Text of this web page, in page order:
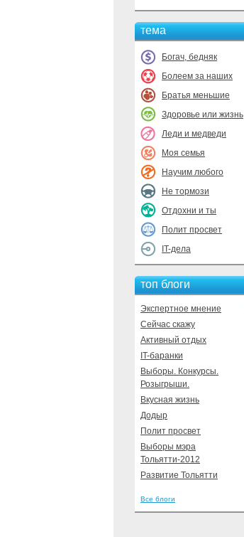
тема
Богач, бедняк
Болеем за наших
Братья меньшие
Здоровье или жизнь
Леди и медведи
Моя семья
Научим любого
Не тормози
Отдохни и ты
Полит просвет
IT-дела
топ блоги
Экспертное мнение
Сейчас скажу
Активный отдых
IT-баранки
Выборы. Конкурсы.
Розыгрыши.
Вкусная жизнь
Додыр
Полит просвет
Выборы мэра
Тольятти-2012
Развитие Тольятти
Все блоги